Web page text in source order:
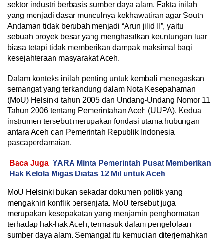
sektor industri berbasis sumber daya alam. Fakta inilah
yang menjadi dasar munculnya kekhawatiran agar South
Andaman tidak berubah menjadi “Arun jilid II”, yaitu
sebuah proyek besar yang menghasilkan keuntungan luar
biasa tetapi tidak memberikan dampak maksimal bagi
kesejahteraan masyarakat Aceh.
Dalam konteks inilah penting untuk kembali menegaskan
semangat yang terkandung dalam Nota Kesepahaman
(MoU) Helsinki tahun 2005 dan Undang-Undang Nomor 11
Tahun 2006 tentang Pemerintahan Aceh (UUPA). Kedua
instrumen tersebut merupakan fondasi utama hubungan
antara Aceh dan Pemerintah Republik Indonesia
pascaperdamaian.
Baca Juga YARA Minta Pemerintah Pusat Memberikan
Hak Kelola Migas Diatas 12 Mil untuk Aceh
MoU Helsinki bukan sekadar dokumen politik yang
mengakhiri konflik bersenjata. MoU tersebut juga
merupakan kesepakatan yang menjamin penghormatan
terhadap hak-hak Aceh, termasuk dalam pengelolaan
sumber daya alam. Semangat itu kemudian diterjemahkan